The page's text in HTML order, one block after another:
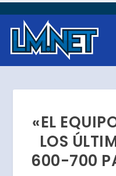
«EL
LOS
600-700